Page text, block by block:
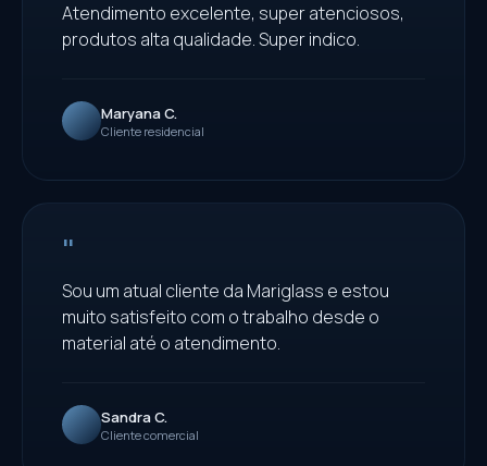
Atendimento excelente, super atenciosos,
produtos alta qualidade. Super indico.
Maryana C.
Cliente residencial
"
Sou um atual cliente da Mariglass e estou
muito satisfeito com o trabalho desde o
material até o atendimento.
Sandra C.
Cliente comercial